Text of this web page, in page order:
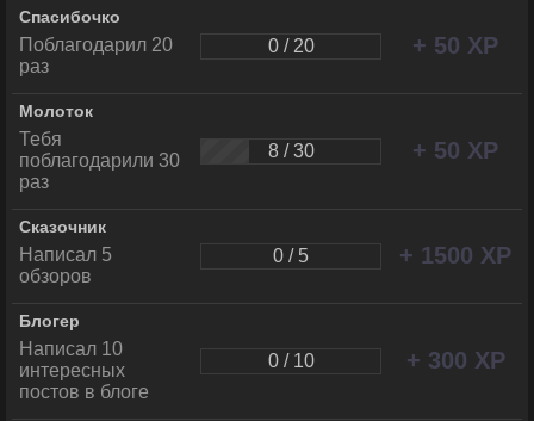
Спасибочко
Поблагодарил 20
раз
0 / 20 + 50 XP
Молоток
Тебя
поблагодарили 30
раз
8 / 30 + 50 XP
Сказочник
Написал 5
обзоров
0 / 5 + 1500 XP
Блогер
Написал 10
интересных
постов в блоге
0 / 10 + 300 XP